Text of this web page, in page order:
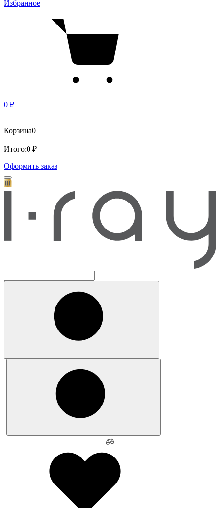
Избранное
0 ₽
Корзина0
Итого:0 ₽
Оформить заказ